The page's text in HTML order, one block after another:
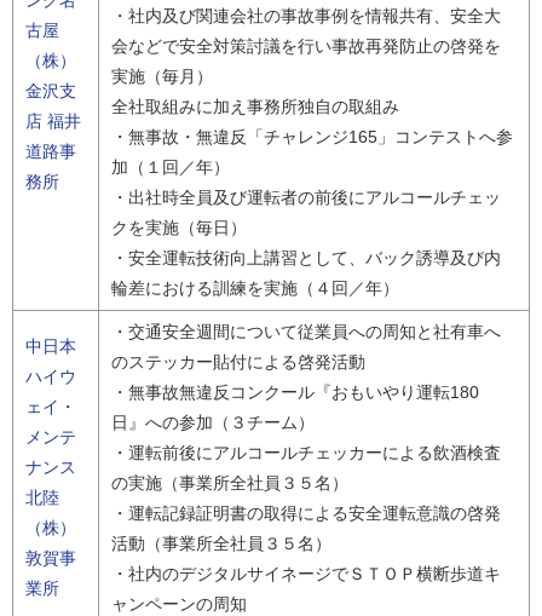
古屋
（株）
金沢支
店 福井
道路事
務所
・社内及び関連会社の事故事例を情報共有、安全大
会などで安全対策討議を行い事故再発防止の啓発を
実施（毎月）
全社取組みに加え事務所独自の取組み
・無事故・無違反「チャレンジ165」コンテストへ参
加（１回／年）
・出社時全員及び運転者の前後にアルコールチェッ
クを実施（毎日）
・安全運転技術向上講習として、バック誘導及び内
輪差における訓練を実施（４回／年）
中日本
ハイウ
ェイ・
メンテ
ナンス
北陸
（株）
敦賀事
業所
・交通安全週間について従業員への周知と社有車へ
のステッカー貼付による啓発活動
・無事故無違反コンクール『おもいやり運転180
日』への参加（３チーム）
・運転前後にアルコールチェッカーによる飲酒検査
の実施（事業所全社員３５名）
・運転記録証明書の取得による安全運転意識の啓発
活動（事業所全社員３５名）
・社内のデジタルサイネージでＳＴＯＰ横断歩道キ
ャンペーンの周知